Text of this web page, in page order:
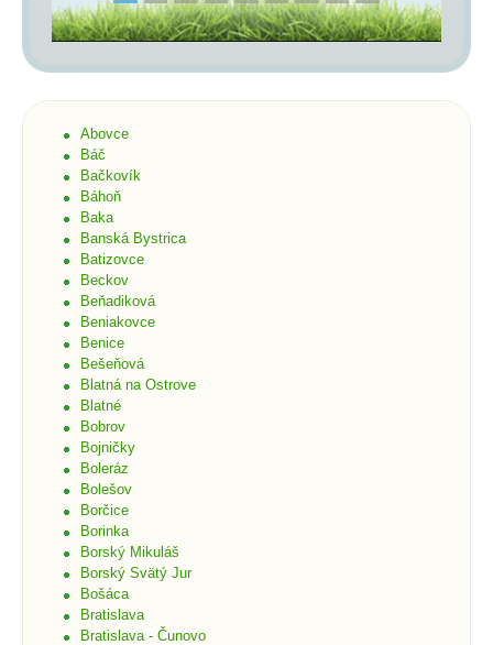
Abovce
Báč
Bačkovík
Báhoň
Baka
Banská Bystrica
Batizovce
Beckov
Beňadiková
Beniakovce
Benice
Bešeňová
Blatná na Ostrove
Blatné
Bobrov
Bojničky
Boleráz
Bolešov
Borčice
Borinka
Borský Mikuláš
Borský Svätý Jur
Bošáca
Bratislava
Bratislava - Čunovo